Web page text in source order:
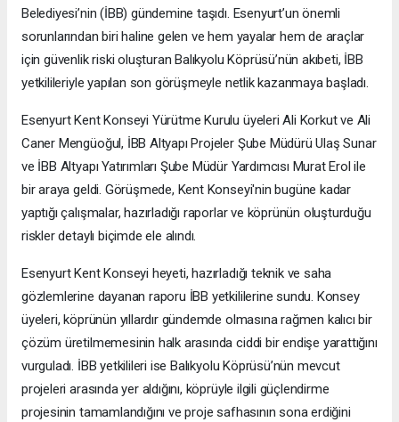
Belediyesi’nin (İBB) gündemine taşıdı. Esenyurt’un önemli
sorunlarından biri haline gelen ve hem yayalar hem de araçlar
için güvenlik riski oluşturan Balıkyolu Köprüsü’nün akıbeti, İBB
yetkilileriyle yapılan son görüşmeyle netlik kazanmaya başladı.
Esenyurt Kent Konseyi Yürütme Kurulu üyeleri Ali Korkut ve Ali
Caner Mengüoğul, İBB Altyapı Projeler Şube Müdürü Ulaş Sunar
ve İBB Altyapı Yatırımları Şube Müdür Yardımcısı Murat Erol ile
bir araya geldi. Görüşmede, Kent Konseyi'nin bugüne kadar
yaptığı çalışmalar, hazırladığı raporlar ve köprünün oluşturduğu
riskler detaylı biçimde ele alındı.
Esenyurt Kent Konseyi heyeti, hazırladığı teknik ve saha
gözlemlerine dayanan raporu İBB yetkililerine sundu. Konsey
üyeleri, köprünün yıllardır gündemde olmasına rağmen kalıcı bir
çözüm üretilmemesinin halk arasında ciddi bir endişe yarattığını
vurguladı. İBB yetkilileri ise Balıkyolu Köprüsü’nün mevcut
projeleri arasında yer aldığını, köprüyle ilgili güçlendirme
projesinin tamamlandığını ve proje safhasının sona erdiğini